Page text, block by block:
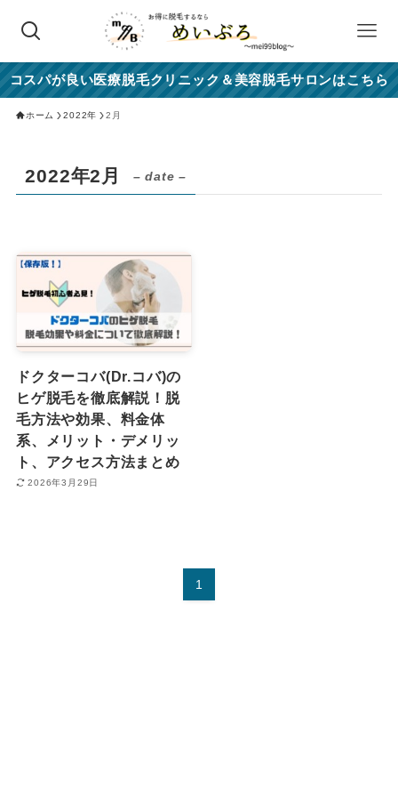
コスパが良い医療脱毛クリニック＆美容脱毛サロンはこちら
ホーム 2022年 2月
2022年2月 – date –
ドクターコバ(Dr.コバ)の
ヒゲ脱毛を徹底解説！脱
毛方法や効果、料金体
系、メリット・デメリッ
ト、アクセス方法まとめ
2026年3月29日
1